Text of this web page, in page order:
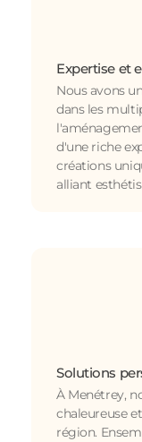
Expertise et
Nous avons
dans les
d'une riche
créations
alliant
Solutions
À Menétrey,
chaleureuse
région.